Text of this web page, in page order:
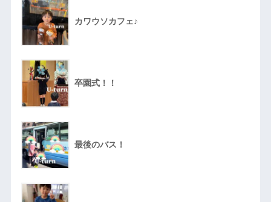
カワウソカフェ♪
卒園式！！
最後のバス！